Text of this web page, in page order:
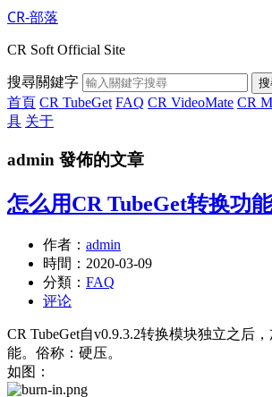
CR-部落
CR Soft Official Site
搜尋關鍵字
首頁 CR TubeGet FAQ CR VideoMate CR
具 关于
admin 發佈的文章
怎么用CR TubeGet转换功
作者： admin
時間： 2020-03-09
分類： FAQ
评论
CR TubeGet自v0.9.3.2转换模块独立之后
能。俗称：硬压。
如图：